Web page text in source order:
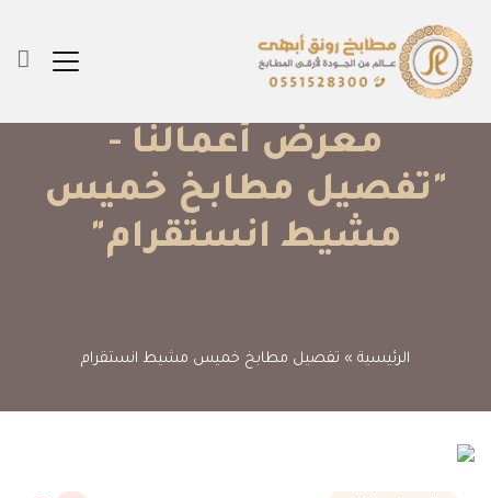
معرض أعمالنا -
"تفصيل مطابخ خميس
مشيط انستقرام"
الرئيسية » تفصيل مطابخ خميس مشيط انستقرام